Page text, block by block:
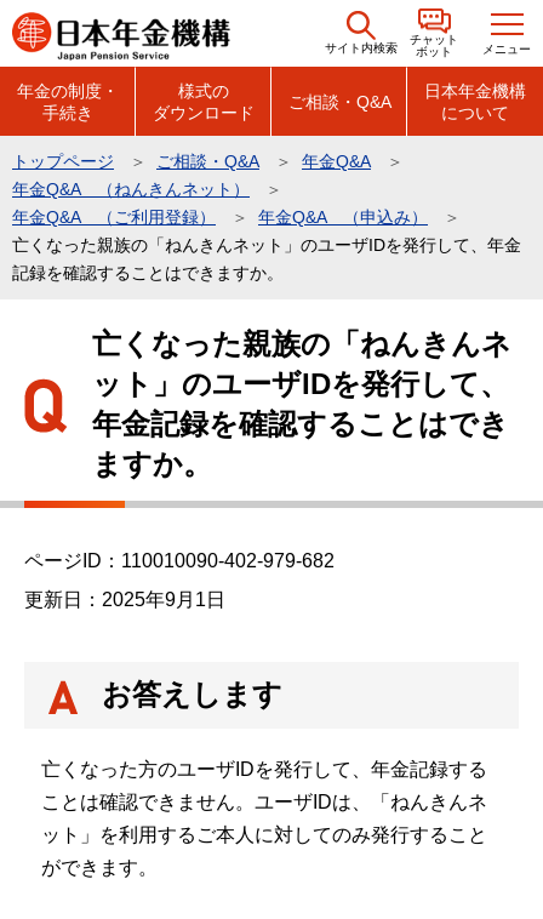
こ
の
の
先
頭
で
サイト内検索
チャット
ボット
メニュー
年金の制度・
手続き
様式の
ダウンロード
ご相談・Q&A
日本年金機構
について
トップページ ご相談・Q&A
年金Q&A
年金Q&A （ねんきんネット）
年金Q&A （ご利用登録）
年金Q&A （申込み）
亡くなった親族の「ねんきんネット」のユーザIDを発行して、年金
記録を確認することはできますか。
亡くなった親族の「ねんきんネ
ット」のユーザIDを発行して、
年金記録を確認することはでき
ますか。
ページID：110010090-402-979-682
更新日：2025年9月1日
お答えします
亡くなった方のユーザIDを発行して、年金記録する
ことは確認できません。ユーザIDは、「ねんきんネ
ット」を利用するご本人に対してのみ発行すること
ができます。